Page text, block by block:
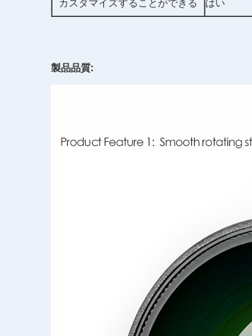
カスタマイズすることができる はい
製品品質: